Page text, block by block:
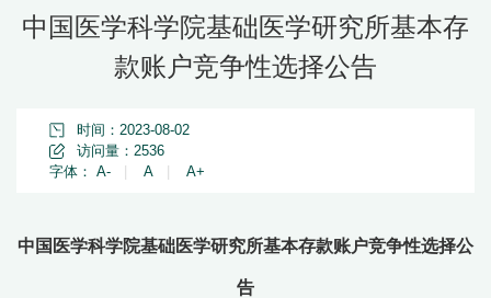
中国医学科学院基础医学研究所基本存
款账户竞争性选择公告
时间：2023-08-02
访问量： 2536
字体： A- A A+
中国医学科学院基础医学研究所基本存款账户竞争性选择公
告